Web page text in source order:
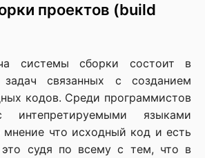
проектов (build
системы сборки состоит в
задач связанных с созданием
кодов. Среди программистов
интепретируемыми языками
мнение что исходный код и есть
это судя по всему с тем, что в